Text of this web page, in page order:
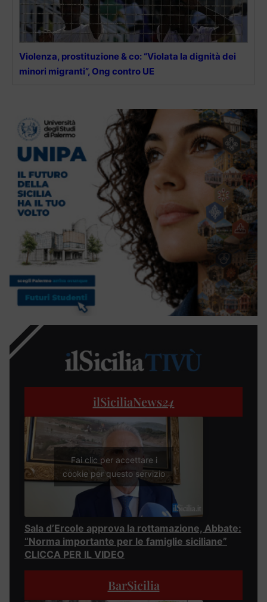
Violenza, prostituzione & co: “Violata la dignità dei
minori migranti”, Ong contro UE
ilSiciliaNews24
Fai clic per accettare i
cookie per questo servizio
Sala d’Ercole approva la rottamazione, Abbate:
“Norma importante per le famiglie siciliane”
CLICCA PER IL VIDEO
BarSicilia